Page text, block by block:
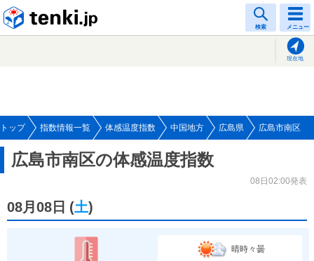
検索 メニュー
現在地
トップ 指数情報一覧 体感温度指数 中国地方 広島県 広島市南区
広島市南区の体感温度指数
08日02:00発表
08月08日 (土)
晴時々曇